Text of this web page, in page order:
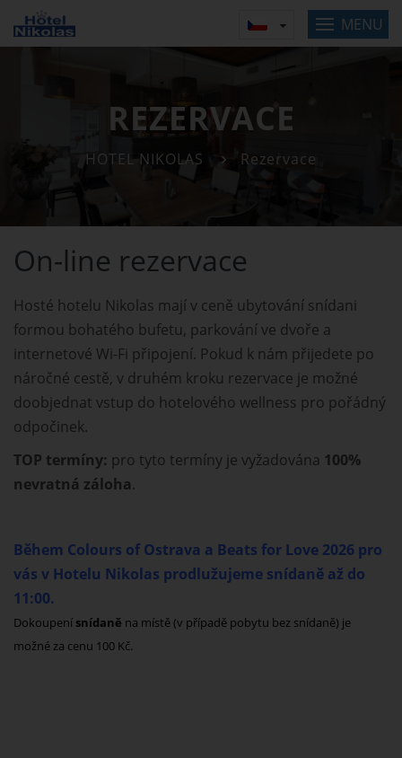
MENU
REZERVACE
HOTEL NIKOLAS Rezervace
On-line rezervace
Hosté hotelu Nikolas mají v ceně ubytování snídani
formou bohatého bufetu, parkování ve dvoře a
internetové Wi-Fi připojení. Pokud k nám přijedete po
náročné cestě, v druhém kroku rezervace je možné
doobjednat vstup do hotelového wellness pro pořádný
odpočinek.
TOP termíny: pro tyto termíny je vyžadována 100%
nevratná záloha.
Během Colours of Ostrava a Beats for Love 2026 pro
vás v Hotelu Nikolas prodlužujeme snídaně až do
11:00.
Dokoupení snídaně na místě (v případě pobytu bez snídaně) je
možné za cenu 100 Kč.